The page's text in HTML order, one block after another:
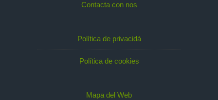
Contacta con nos
Política de privacidá
Política de cookies
Mapa del Web